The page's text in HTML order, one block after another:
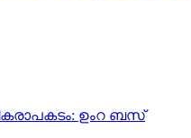
ഉംറ ബസ്